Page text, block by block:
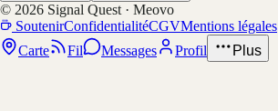
© 2026 Signal Quest · Meovo
SoutenirConfidentialitéCGVMentions légales
Carte
Fil Messages Profil Plus